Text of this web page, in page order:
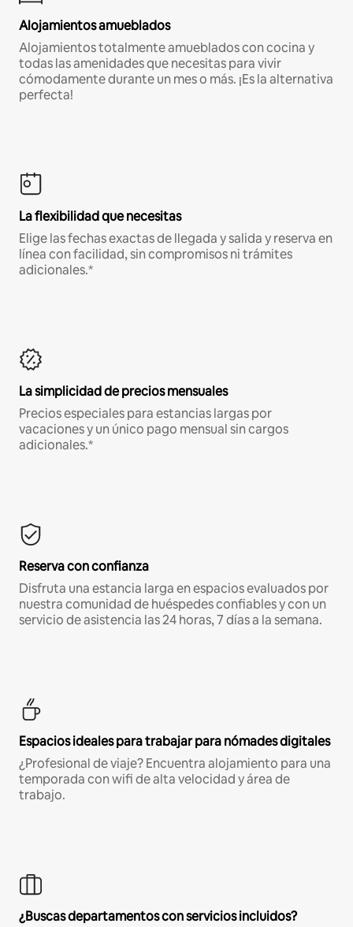
Alojamientos amueblados
Alojamientos totalmente amueblados con cocina y
todas las amenidades que necesitas para vivir
cómodamente durante un mes o más. ¡Es la alternativa
perfecta!
La flexibilidad que necesitas
Elige las fechas exactas de llegada y salida y reserva en
línea con facilidad, sin compromisos ni trámites
adicionales.*
La simplicidad de precios mensuales
Precios especiales para estancias largas por
vacaciones y un único pago mensual sin cargos
adicionales.*
Reserva con confianza
Disfruta una estancia larga en espacios evaluados por
nuestra comunidad de huéspedes confiables y con un
servicio de asistencia las 24 horas, 7 días a la semana.
Espacios ideales para trabajar para nómades digitales
¿Profesional de viaje? Encuentra alojamiento para una
temporada con wifi de alta velocidad y área de
trabajo.
¿Buscas departamentos con servicios incluidos?